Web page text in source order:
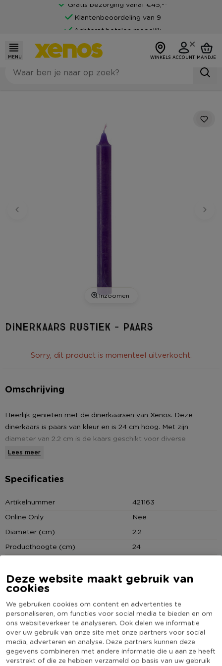
Deze website maakt gebruik van
cookies
We gebruiken cookies om content en advertenties te
personaliseren, om functies voor social media te bieden en om
ons websiteverkeer te analyseren. Ook delen we informatie
over uw gebruik van onze site met onze partners voor social
media, adverteren en analyse. Deze partners kunnen deze
gegevens combineren met andere informatie die u aan ze heeft
verstrekt of die ze hebben verzameld op basis van uw gebruik
Gratis bezorging vanaf €45,-*
Klantenbeoordeling van 9
Achteraf betalen mogelijk
MENU WINKELS ACCOUNT MANDJE
Inzoomen
Dinerkaars rustiek - paars
Sorry, dit product is momenteel uitverkocht.
Omschrijving
Heerlijk genieten met de dinerkaarsen van Xenos. Deze
dinerkaars is paars van kleur en is 24 cm hoog. Met zijn
diameter van 2.2 cm is de kaars geschikt voor diverse
kandelaars. De dinerkaarsen zijn verkrijgbaar in diverse
bestel alle kaarsen die jij nodig hebt online op Xenos.nl.
* Hoogte van 24 cm
* Diameter: 2.2 cm
* Verkrijgbaar in diverse kleuren
Lees meer
Specificaties
Artikelnummer
421163
Online Only
Nee
Diameter (cm)
2.2
Producthoogte (cm)
24
Minimale bestelhoeveelheid
0
Aantal branduren
Duurzaamheidsscore
(Nog) geen score
bekend